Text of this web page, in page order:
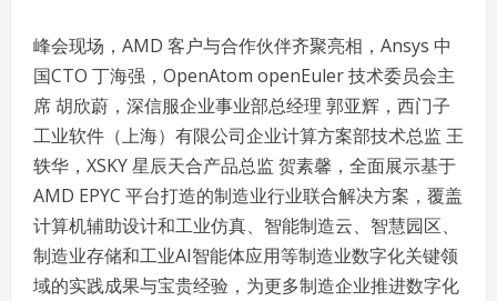
峰会现场，AMD 客户与合作伙伴齐聚亮相，Ansys 中
国CTO 丁海强，OpenAtom openEuler 技术委员会主
席 胡欣蔚，深信服企业事业部总经理 郭亚辉，西门子
工业软件（上海）有限公司企业计算方案部技术总监 王
轶华，XSKY 星辰天合产品总监 贺素馨，全面展示基于
AMD EPYC 平台打造的制造业行业联合解决方案，覆盖
计算机辅助设计和工业仿真、智能制造云、智慧园区、
制造业存储和工业AI智能体应用等制造业数字化关键领
域的实践成果与宝贵经验，为更多制造企业推进数字化